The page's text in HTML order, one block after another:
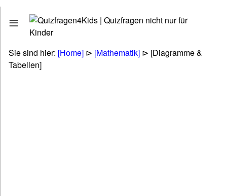
Quizfragen
Stadt - Land - Fluss
Tiere - Pflanzen - Natur
Sie sind hier: [Home] ⊳ [Mathematik] ⊳ [Diagramme &
Tabellen]